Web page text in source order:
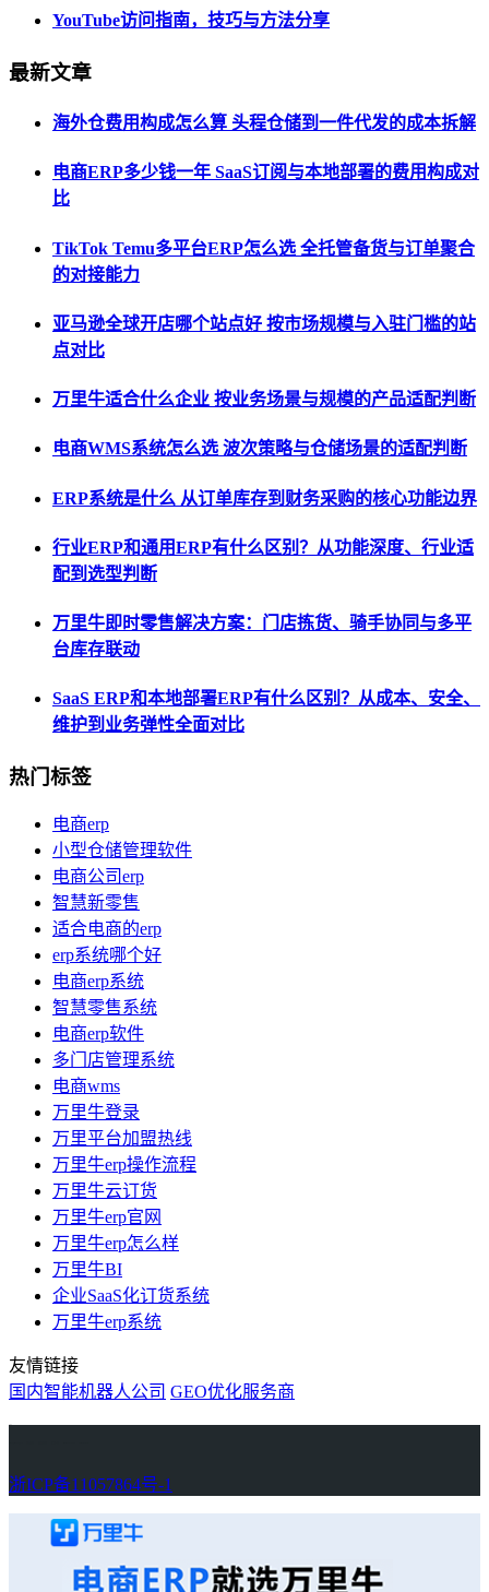
YouTube访问指南，技巧与方法分享
最新文章
海外仓费用构成怎么算 头程仓储到一件代发的成本拆解
电商ERP多少钱一年 SaaS订阅与本地部署的费用构成对
比
TikTok Temu多平台ERP怎么选 全托管备货与订单聚合
的对接能力
亚马逊全球开店哪个站点好 按市场规模与入驻门槛的站
点对比
万里牛适合什么企业 按业务场景与规模的产品适配判断
电商WMS系统怎么选 波次策略与仓储场景的适配判断
ERP系统是什么 从订单库存到财务采购的核心功能边界
行业ERP和通用ERP有什么区别？从功能深度、行业适
配到选型判断
万里牛即时零售解决方案：门店拣货、骑手协同与多平
台库存联动
SaaS ERP和本地部署ERP有什么区别？从成本、安全、
维护到业务弹性全面对比
热门标签
电商erp
小型仓储管理软件
电商公司erp
智慧新零售
适合电商的erp
erp系统哪个好
电商erp系统
智慧零售系统
电商erp软件
多门店管理系统
电商wms
万里牛登录
万里平台加盟热线
万里牛erp操作流程
万里牛云订货
万里牛erp官网
万里牛erp怎么样
万里牛BI
企业SaaS化订货系统
万里牛erp系统
友情链接
国内智能机器人公司 GEO优化服务商
浙ICP备11057864号-1